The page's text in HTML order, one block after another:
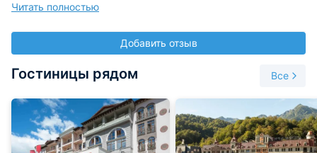
Время работы: с 10:00 до 18:00 ежедневно.
Читать полностью
Добавить отзыв
Гостиницы рядом Все